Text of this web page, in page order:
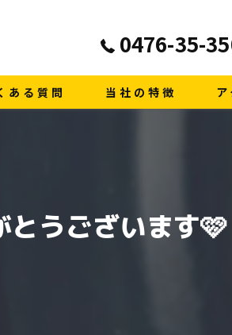
0476-35-
ある質問 当社の特徴
車検
とうございます🩷